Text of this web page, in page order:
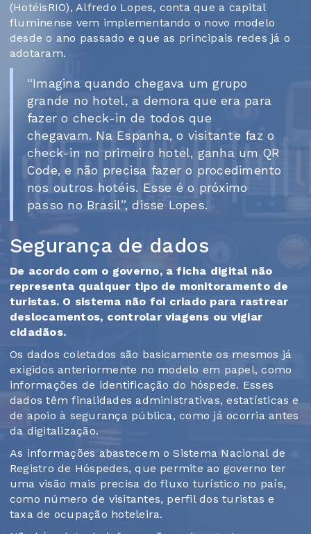
(HotéisRIO), Alfredo Lopes, conta que a capital
fluminense vem implementando o novo modelo
desde o ano passado e que as principais redes já o
adotaram.
“Imagina quando chegava um grupo
grande no hotel, a demora que era para
fazer o check-in de todos que
chegavam. Na Espanha, o visitante faz o
check-in no primeiro hotel, ganha um QR
Code, e não precisa fazer o procedimento
nos outros hotéis. Esse é o próximo
passo no Brasil”, disse Lopes.
Segurança de dados
De acordo com o governo, a ficha digital não
representa qualquer tipo de monitoramento de
turistas. O sistema não foi criado para rastrear
deslocamentos, controlar viagens ou vigiar
cidadãos.
Os dados coletados são basicamente os mesmos já
exigidos anteriormente no modelo em papel, como
informações de identificação do hóspede. Esses
dados têm finalidades administrativas, estatísticas e
de apoio à segurança pública, como já ocorria antes
da digitalização.
As informações abastecem o Sistema Nacional de
Registro de Hóspedes, que permite ao governo ter
uma visão mais precisa do fluxo turístico no país,
como número de visitantes, perfil dos turistas e
taxa de ocupação hoteleira.